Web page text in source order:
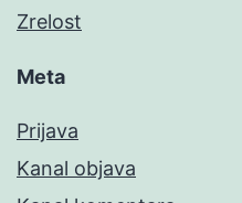
Zrelost
Meta
Prijava
Kanal objava